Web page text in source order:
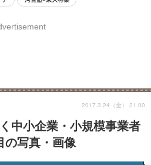
学校説明会・相談会
中小企業・小規模事業者
の写真・画像
2017.3.24（金） 21:00